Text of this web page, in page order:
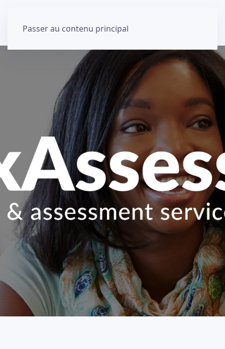
Passer au contenu principal